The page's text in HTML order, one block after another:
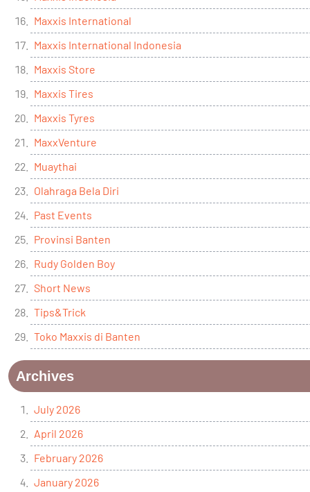
Maxxis International
Maxxis International Indonesia
Maxxis Store
Maxxis Tires
Maxxis Tyres
MaxxVenture
Muaythai
Olahraga Bela Diri
Past Events
Provinsi Banten
Rudy Golden Boy
Short News
Tips&Trick
Toko Maxxis di Banten
Archives
July 2026
April 2026
February 2026
January 2026